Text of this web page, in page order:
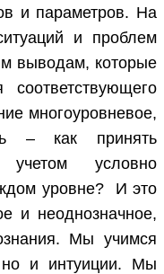
и параметров. На
и проблем
выводам, которые
многоуровневое,
– как принять
условно
уровне? И это
и неоднозначное,
Мы учимся
но и интуиции. Мы